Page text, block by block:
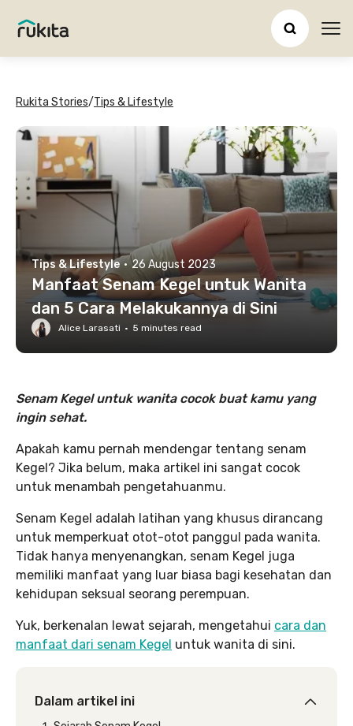
Rukita Stories/Tips & Lifestyle
Tips & Lifestyle · 26 August 2023
Manfaat Senam Kegel untuk Wanita
dan 5 Cara Melakukannya di Sini
Alice Larasati · 5 minutes read
Senam Kegel untuk wanita cocok buat kamu yang
ingin sehat.
Apakah kamu pernah mendengar tentang senam
Kegel? Jika belum, maka artikel ini sangat cocok
untuk menambah pengetahuanmu.
Senam Kegel adalah latihan yang khusus dirancang
untuk memperkuat otot-otot panggul pada wanita.
Tidak hanya menyenangkan, senam Kegel juga
memiliki manfaat yang luar biasa bagi kesehatan dan
kehidupan seksual seorang perempuan.
Yuk, berkenalan lewat sejarah, mengetahui cara dan
manfaat dari senam Kegel untuk wanita di sini.
Dalam artikel ini